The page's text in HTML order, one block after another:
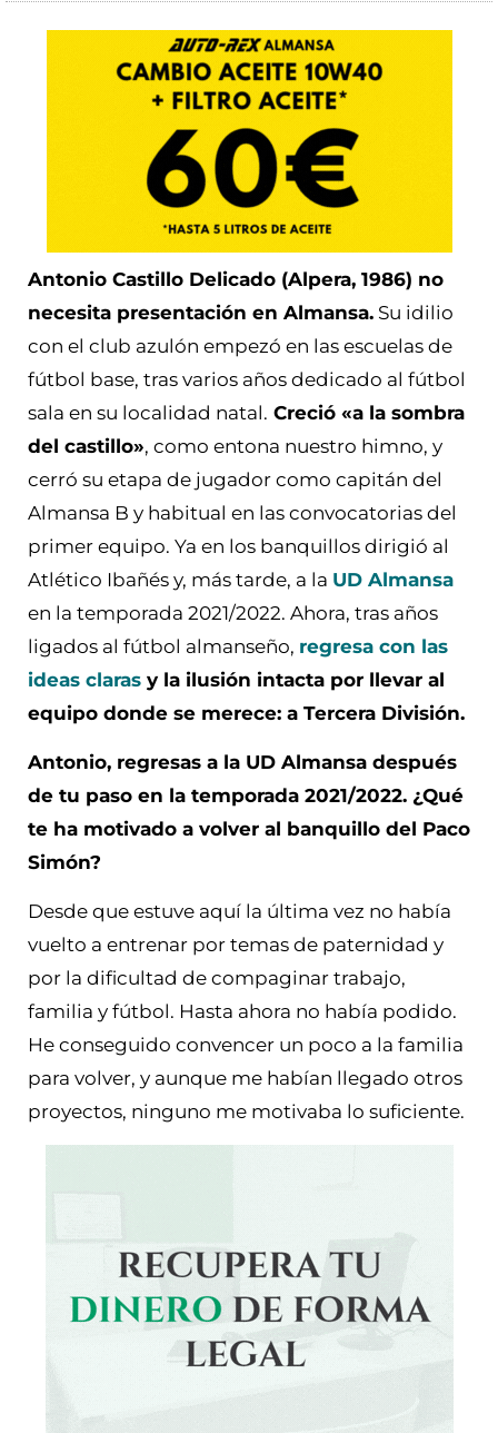
Antonio Castillo Delicado (Alpera, 1986) no
necesita presentación en Almansa. Su idilio
con el club azulón empezó en las escuelas de
fútbol base, tras varios años dedicado al fútbol
sala en su localidad natal. Creció «a la sombra
del castillo», como entona nuestro himno, y
cerró su etapa de jugador como capitán del
Almansa B y habitual en las convocatorias del
primer equipo. Ya en los banquillos dirigió al
Atlético Ibañés y, más tarde, a la UD Almansa
en la temporada 2021/2022. Ahora, tras años
ligados al fútbol almanseño, regresa con las
ideas claras y la ilusión intacta por llevar al
equipo donde se merece: a Tercera División.
Antonio, regresas a la UD Almansa después
de tu paso en la temporada 2021/2022. ¿Qué
te ha motivado a volver al banquillo del Paco
Simón?
Desde que estuve aquí la última vez no había
vuelto a entrenar por temas de paternidad y
por la dificultad de compaginar trabajo,
familia y fútbol. Hasta ahora no había podido.
He conseguido convencer un poco a la familia
para volver, y aunque me habían llegado otros
proyectos, ninguno me motivaba lo suficiente.